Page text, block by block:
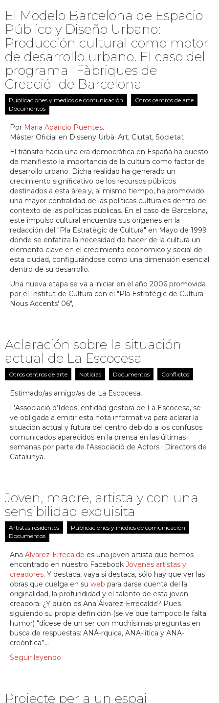
El Modelo Barcelona de Espacio
Público y Diseño Urbano:
Producción cultural como motor
de desarrollo urbano. El caso del
programa "Fàbriques de
Creació" de Barcelona
Publicaciones y medios de comunicación
Otros centros de arte
Documentos
Por Maria Aparicio Puentes.
Màster Oficial en Disseny Urbà: Art, Ciutat, Societat
El tránsito hacia una era democrática en España ha puesto
de manifiesto la importancia de la cultura como factor de
desarrollo urbano. Dicha realidad ha generado un
crecimiento significativo de los recursos públicos
destinados a esta área y, al mismo tiempo, ha promovido
una mayor centralidad de las políticas culturales dentro del
contexto de las políticas públicas. En el caso de Barcelona,
este impulso cultural encuentra sus orígenes en la
redacción del "Pla Estratègic de Cultura" en Mayo de 1999
donde se enfatiza la necesidad de hacer de la cultura un
elemento clave en el crecimiento económico y social de
esta ciudad, configurándose como una dimensión esencial
dentro de su desarrollo.
Una nueva etapa se va a iniciar en el año 2006 promovida
por el Institut de Cultura con el "Pla Estratègic de Cultura -
Nous Accents' 06",
Aclaración sobre la situación
actual de La Escocesa
Otros centros de arte Noticias Documentos Conflictos
Estimado/as amigo/as de La Escocesa,
L’Associació d’Idees, entidad gestora de La Escocesa, se
ve obligada a emitir esta nota informativa para aclarar la
situación actual y futura del centro debido a los confusos
comunicados aparecidos en la prensa en las últimas
semanas por parte de l’Associació de Actors i Directors de
Catalunya.
Joven, madre, artista y con una
sensibilidad exquisita
Artistas residentes
Publicaciones y medios de comunicación
Documentos
Ana Álvarez-Errecalde es una joven artista que hemos
encontrado en nuestro Facebook Jóvenes artistas y
creadores. Y destaca, vaya si destaca, sólo hay que ver las
obras que cuelga en su web para darse cuenta del la
originalidad, la profundidad y el talento de esta joven
creadora. ¿Y quién es Ana Álvarez-Errecalde? Pues
siguiendo su propia definición (se ve que tampoco le falta
humor) “dícese de un ser con muchísimas preguntas en
busca de respuestas: ANÁ-rquica, ANA-lítica y ANA-
creóntica”...
Seguir leyendo
Projecte per a un espai